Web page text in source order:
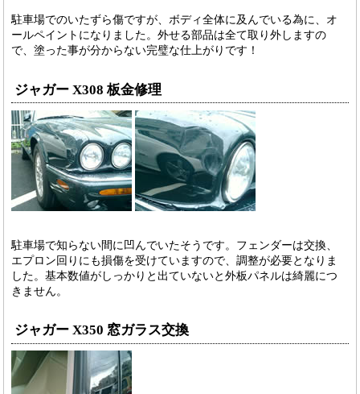
駐車場でのいたずら傷ですが、ボディ全体に及んでいる為に、オ
ールペイントになりました。外せる部品は全て取り外しますの
で、塗った事が分からない完璧な仕上がりです！
ジャガー X308 板金修理
駐車場で知らない間に凹んでいたそうです。フェンダーは交換、
エプロン回りにも損傷を受けていますので、調整が必要となりま
した。基本数値がしっかりと出ていないと外板パネルは綺麗につ
きません。
ジャガー X350 窓ガラス交換